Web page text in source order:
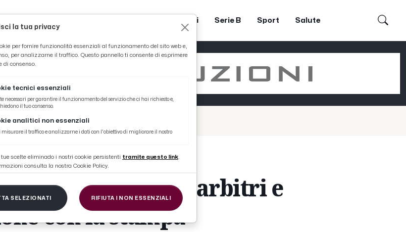
Coppa Teodori Serie B Sport Salute
la stampa''
formativo ''Gli arbitri e
con la stampa''
la tua privacy
per fornire funzionalità essenziali al funzionamento del sito web e,
per analizzarne il traffico. Questo pannello ti consente di esprimere
di consenso.
tecnici essenziali
necessari per garantire il funzionamento del servizio che ci hai richiesto e,
il tuo consenso.
analitici non essenziali
misurare il traffico e analizzarne i dati con l'obiettivo di migliorare il nostro
tue scelte eliminado i nostri cookie persistenti tramite questo link.
consulta la nostra Cookie Policy.
SELEZIONATI RIFIUTA I NON ESSENZIALI